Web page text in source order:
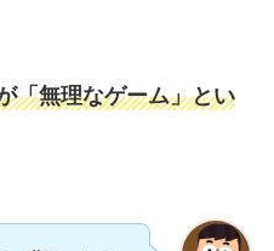
「無理なゲーム」とい